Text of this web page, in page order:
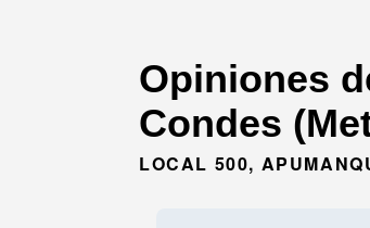
Opiniones
Condes
LOCAL 500,